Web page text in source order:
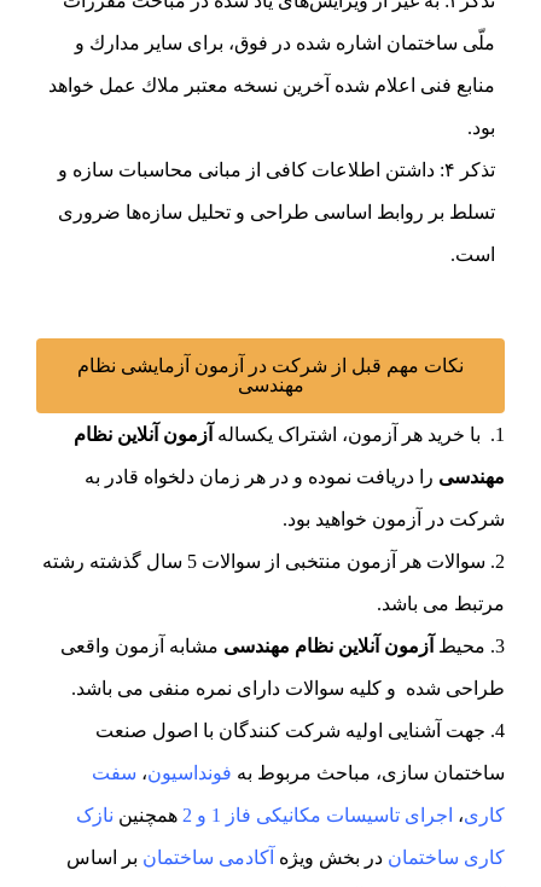
ملّی ساختمان اشاره شده در فوق، برای ساير مدارك و
منابع فنی اعلام شده آخرين نسخه معتبر ملاك عمل خواهد
بود.
تذكر ۴: داشتن اطلاعات کافی از مبانی محاسبات سازه و
تسلط بر روابط اساسی طراحی و تحلیل سازه‌ها ضروری
است.
نکات مهم قبل از شرکت در آزمون آزمایشی نظام
مهندسی
با خرید هر آزمون، اشتراک یکساله آزمون آنلاین نظام
مهندسی را دریافت نموده و در هر زمان دلخواه قادر به
شرکت در آزمون خواهید بود.
سوالات هر آزمون منتخبی از سوالات 5 سال گذشته رشته
مرتبط می باشد.
محیط آزمون آنلاین نظام مهندسی مشابه آزمون واقعی
طراحی شده و کلیه سوالات دارای نمره منفی می باشد.
جهت آشنایی اولیه شرکت کنندگان با اصول صنعت
ساختمان سازی، مباحث مربوط به فونداسیون، سفت
کاری، اجرای تاسیسات مکانیکی فاز 1 و 2 همچنین نازک
کاری ساختمان در بخش ویژه آکادمی ساختمان بر اساس